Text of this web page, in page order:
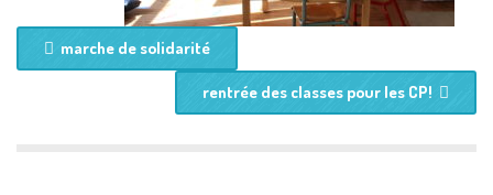
marche de solidarité
rentrée des classes pour les CP!